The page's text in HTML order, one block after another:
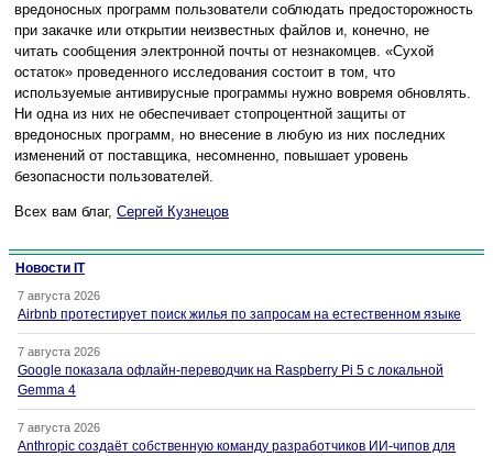
вредоносных программ пользователи соблюдать предосторожность
при закачке или открытии неизвестных файлов и, конечно, не
читать сообщения электронной почты от незнакомцев. «Сухой
остаток» проведенного исследования состоит в том, что
используемые антивирусные программы нужно вовремя обновлять.
Ни одна из них не обеспечивает стопроцентной защиты от
вредоносных программ, но внесение в любую из них последних
изменений от поставщика, несомненно, повышает уровень
безопасности пользователей.
Всех вам благ, Сергей Кузнецов
Новости IT
7 августа 2026
Airbnb протестирует поиск жилья по запросам на естественном языке
7 августа 2026
Google показала офлайн-переводчик на Raspberry Pi 5 с локальной
Gemma 4
7 августа 2026
Anthropic создаёт собственную команду разработчиков ИИ-чипов для